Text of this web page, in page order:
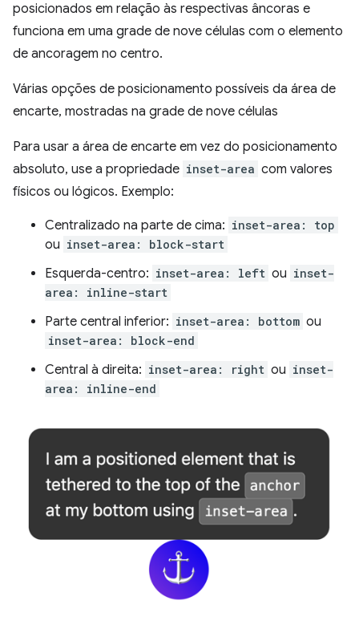
posicionados em relação às respectivas âncoras e
funciona em uma grade de nove células com o elemento
de ancoragem no centro.
Várias opções de posicionamento possíveis da área de
encarte, mostradas na grade de nove células
Para usar a área de encarte em vez do posicionamento
absoluto, use a propriedade inset-area com valores
físicos ou lógicos. Exemplo:
Centralizado na parte de cima: inset-area: top
ou inset-area: block-start
Esquerda-centro: inset-area: left ou inset-
area: inline-start
Parte central inferior: inset-area: bottom ou
inset-area: block-end
Central à direita: inset-area: right ou inset-
area: inline-end